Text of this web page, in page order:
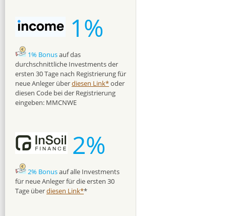
1%
1% Bonusauf das
durchschnittliche Investments der
ersten 30 Tage nach Registrierung für
neue Anleger überdiesen Link*oder
diesen Code bei der Registrierung
eingeben: MMCNWE
2%
2% Bonusauf alle Investments
für neue Anleger für die ersten 30
Tage überdiesen Link**